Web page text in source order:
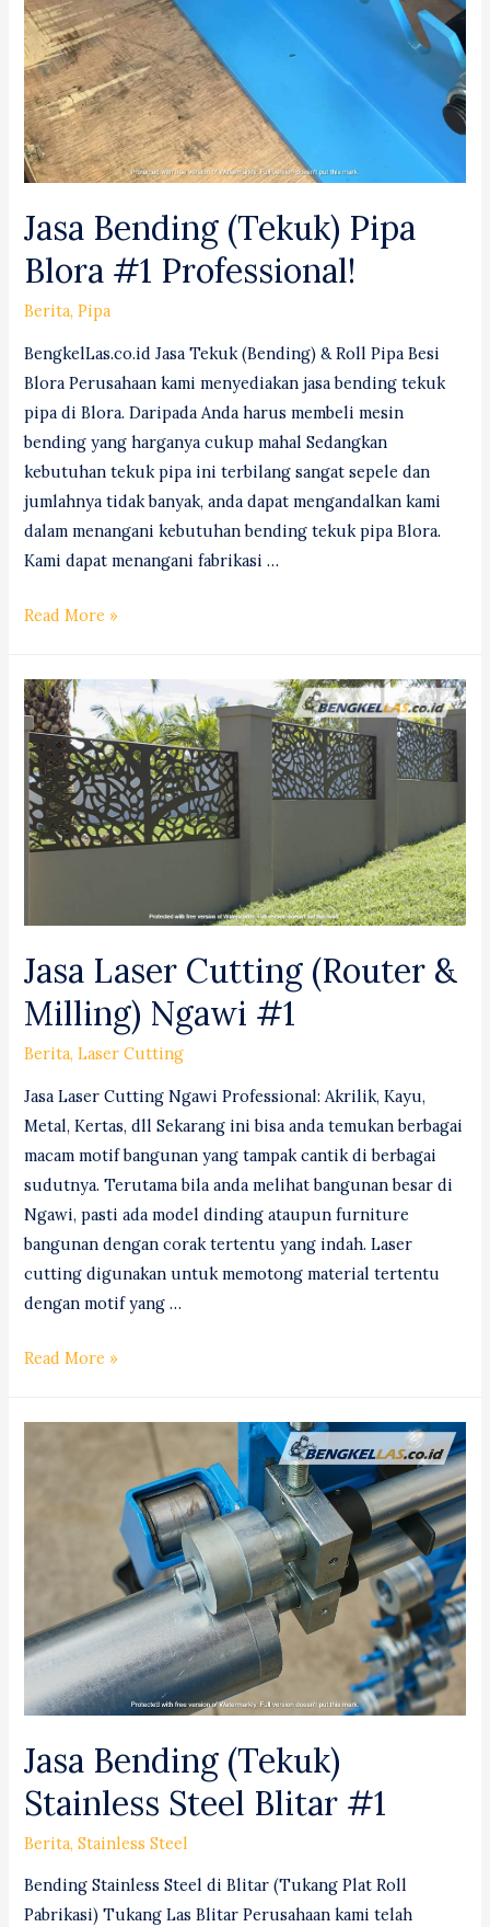
Jasa Bending (Tekuk) Pipa
Blora #1 Professional!
Berita,Pipa
BengkelLas.co.id Jasa Tekuk (Bending) & Roll Pipa Besi
Blora Perusahaan kami menyediakan jasa bending tekuk
pipa di Blora. Daripada Anda harus membeli mesin
bending yang harganya cukup mahal Sedangkan
kebutuhan tekuk pipa ini terbilang sangat sepele dan
jumlahnya tidak banyak, anda dapat mengandalkan kami
dalam menangani kebutuhan bending tekuk pipa Blora.
Kami dapat menangani fabrikasi …
Jasa
Pipa
Blora
#1
Professional!
Read More »
Jasa Laser Cutting (Router &
Milling) Ngawi #1
Berita,Laser Cutting
Jasa Laser Cutting Ngawi Professional: Akrilik, Kayu,
Metal, Kertas, dll Sekarang ini bisa anda temukan berbagai
macam motif bangunan yang tampak cantik di berbagai
sudutnya. Terutama bila anda melihat bangunan besar di
Ngawi, pasti ada model dinding ataupun furniture
bangunan dengan corak tertentu yang indah. Laser
cutting digunakan untuk memotong material tertentu
dengan motif yang …
Jasa
Read More »
Jasa Bending (Tekuk)
Stainless Steel Blitar #1
Berita,Stainless Steel
Bending Stainless Steel di Blitar (Tukang Plat Roll
Pabrikasi) Tukang Las Blitar Perusahaan kami telah